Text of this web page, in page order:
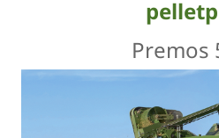
Premos